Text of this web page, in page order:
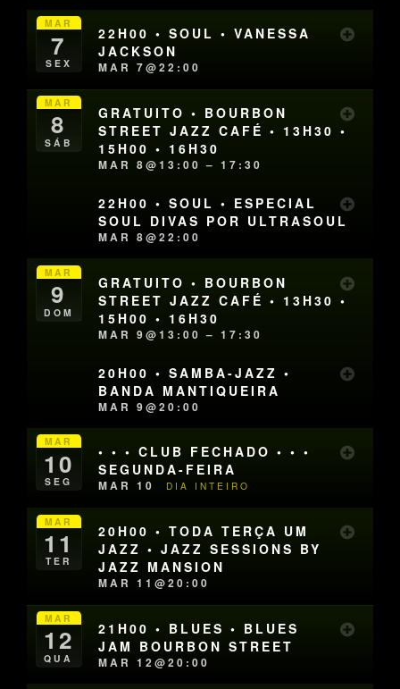
MAR
7
SEX
22H00 • SOUL • VANESSA
JACKSON
MAR 7@22:00
MAR
8
SÁB
GRATUITO • BOURBON
STREET JAZZ CAFÉ • 13H30 •
15H00 • 16H30
MAR 8@13:00 – 17:30
22H00 • SOUL • ESPECIAL
SOUL DIVAS POR ULTRASOUL
MAR 8@22:00
MAR
9
DOM
GRATUITO • BOURBON
STREET JAZZ CAFÉ • 13H30 •
15H00 • 16H30
MAR 9@13:00 – 17:30
20H00 • SAMBA-JAZZ •
BANDA MANTIQUEIRA
MAR 9@20:00
MAR
10
SEG
• • • CLUB FECHADO • • •
SEGUNDA-FEIRA
MAR 10 DIA INTEIRO
MAR
11
TER
20H00 • TODA TERÇA UM
JAZZ • JAZZ SESSIONS BY
JAZZ MANSION
MAR 11@20:00
MAR
12
QUA
21H00 • BLUES • BLUES
JAM BOURBON STREET
MAR 12@20:00